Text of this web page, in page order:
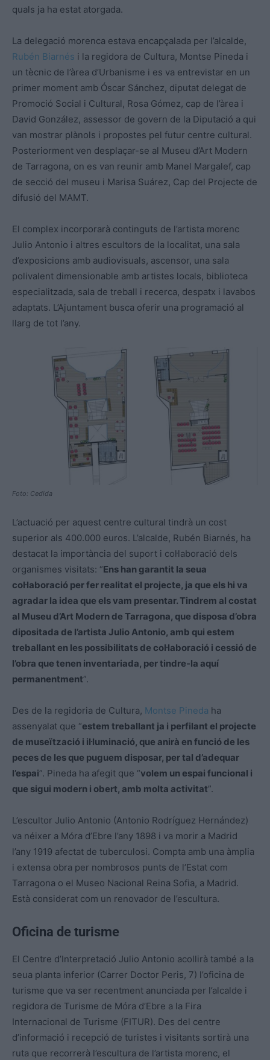
quals ja ha estat atorgada.
La delegació morenca estava encapçalada per l’alcalde,
Rubén Biarnés i la regidora de Cultura, Montse Pineda i
un tècnic de l’àrea d’Urbanisme i es va entrevistar en un
primer moment amb Óscar Sánchez, diputat delegat de
Promoció Social i Cultural, Rosa Gómez, cap de l’àrea i
David González, assessor de govern de la Diputació a qui
van mostrar plànols i propostes pel futur centre cultural.
Posteriorment ven desplaçar-se al Museu d’Art Modern
de Tarragona, on es van reunir amb Manel Margalef, cap
de secció del museu i Marisa Suárez, Cap del Projecte de
difusió del MAMT.
El complex incorporarà continguts de l’artista morenc
Julio Antonio i altres escultors de la localitat, una sala
d’exposicions amb audiovisuals, ascensor, una sala
polivalent dimensionable amb artistes locals, biblioteca
especialitzada, sala de treball i recerca, despatx i lavabos
adaptats. L’Ajuntament busca oferir una programació al
llarg de tot l’any.
Foto: Cedida
L’actuació per aquest centre cultural tindrà un cost
superior als 400.000 euros. L’alcalde, Rubén Biarnés, ha
destacat la importància del suport i col·laboració dels
organismes visitats: “Ens han garantit la seua
col·laboració per fer realitat el projecte, ja que els hi va
agradar la idea que els vam presentar. Tindrem al costat
al Museu d’Art Modern de Tarragona, que disposa d’obra
dipositada de l’artista Julio Antonio, amb qui estem
treballant en les possibilitats de col·laboració i cessió de
l’obra que tenen inventariada, per tindre-la aquí
permanentment”.
Des de la regidoria de Cultura, Montse Pineda ha
assenyalat que “estem treballant ja i perfilant el projecte
de museïtzació i il·luminació, que anirà en funció de les
peces de les que puguem disposar, per tal d’adequar
l’espai”. Pineda ha afegit que “volem un espai funcional i
que sigui modern i obert, amb molta activitat”.
L’escultor Julio Antonio (Antonio Rodríguez Hernández)
va néixer a Móra d’Ebre l’any 1898 i va morir a Madrid
l’any 1919 afectat de tuberculosi. Compta amb una àmplia
i extensa obra per nombrosos punts de l’Estat com
Tarragona o el Museo Nacional Reina Sofia, a Madrid.
Està considerat com un renovador de l’escultura.
Oficina de turisme
El Centre d’Interpretació Julio Antonio acollirà també a la
seua planta inferior (Carrer Doctor Peris, 7) l’oficina de
turisme que va ser recentment anunciada per l’alcalde i
regidora de Turisme de Móra d’Ebre a la Fira
Internacional de Turisme (FITUR). Des del centre
d’informació i recepció de turistes i visitants sortirà una
ruta que recorrerà l’escultura de l’artista morenc, el